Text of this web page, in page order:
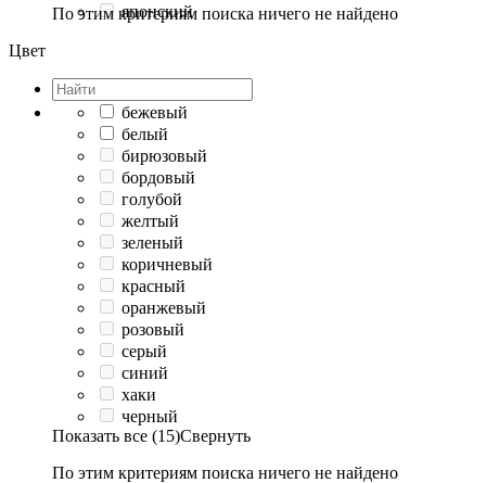
японский
По этим критериям поиска ничего не найдено
Цвет
бежевый
белый
бирюзовый
бордовый
голубой
желтый
зеленый
коричневый
красный
оранжевый
розовый
серый
синий
хаки
черный
Показать все (15)Свернуть
По этим критериям поиска ничего не найдено